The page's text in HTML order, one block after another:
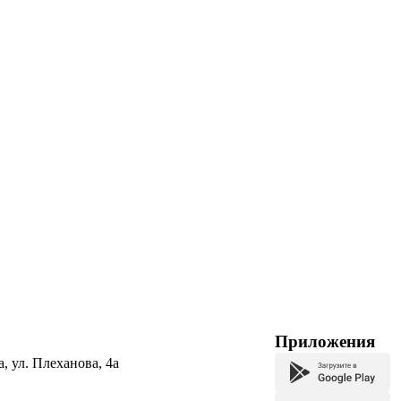
ул. Плеханова, 4а
Приложения